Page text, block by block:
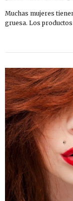
Muchas mujeres
gruesa. Los